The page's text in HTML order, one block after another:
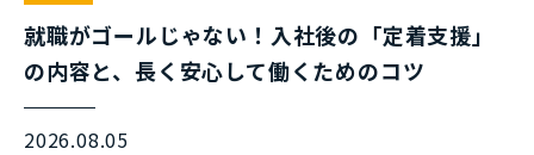
就職がゴールじゃない！入社後の「定着支援」
の内容と、長く安心して働くためのコツ
2026.08.05